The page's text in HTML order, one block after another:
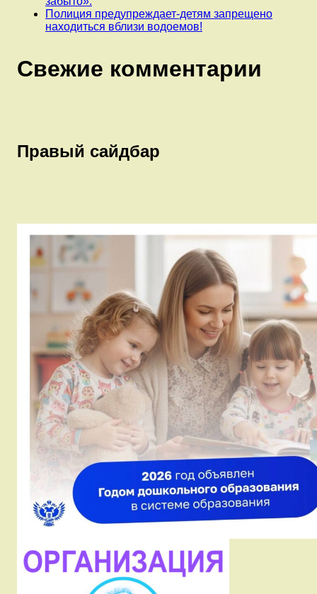
Полиция предупреждает-детям запрещено
находиться вблизи водоемов!
Свежие комментарии
Правый сайдбар